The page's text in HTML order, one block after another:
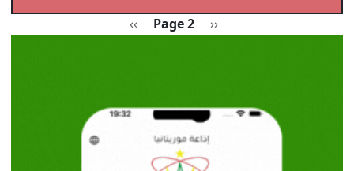
Previous page
‹‹
Page 2 الصفحة التالية
››